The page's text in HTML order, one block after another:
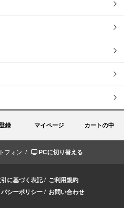
録 マイページ カートの中
フォン / PCに切り替える
に基づく表記/ ご利用規約
バシーポリシー / お問い合わせ